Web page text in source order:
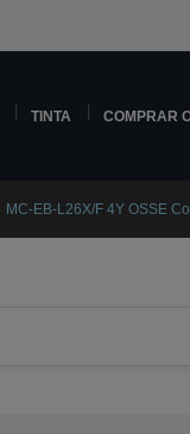
TINTA COMPRAR
MC-EB-L26X/F 4Y OSSE